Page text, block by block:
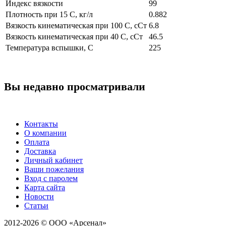
Индекс вязкости
99
Плотность при 15 С, кг/л
0.882
Вязкость кинематическая при 100 С, сСт 6.8
Вязкость кинематическая при 40 С, сСт
46.5
Температура вспышки, С
225
Вы недавно просматривали
Контакты
О компании
Оплата
Доставка
Личный кабинет
Ваши пожелания
Вход с паролем
Карта сайта
Новости
Статьи
2012-2026 © ООО «Арсенал»